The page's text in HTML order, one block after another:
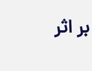
اثر